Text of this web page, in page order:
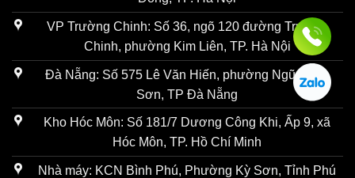
VP Trường Chinh: Số 36, ngõ 120 đường Trường
Chinh, phường Kim Liên, TP. Hà Nội
Đà Nẵng: Số 575 Lê Văn Hiến, phường Ngũ Hành
Sơn, TP Đà Nẵng
Kho Hóc Môn: Số 181/7 Dương Công Khi, Ấp 9, xã
Hóc Môn, TP. Hồ Chí Minh
Nhà máy: KCN Bình Phú, Phường Kỳ Sơn, Tỉnh Phú